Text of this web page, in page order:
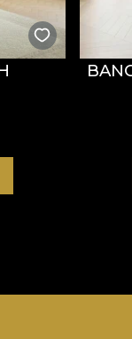
utilizarea
standarde de